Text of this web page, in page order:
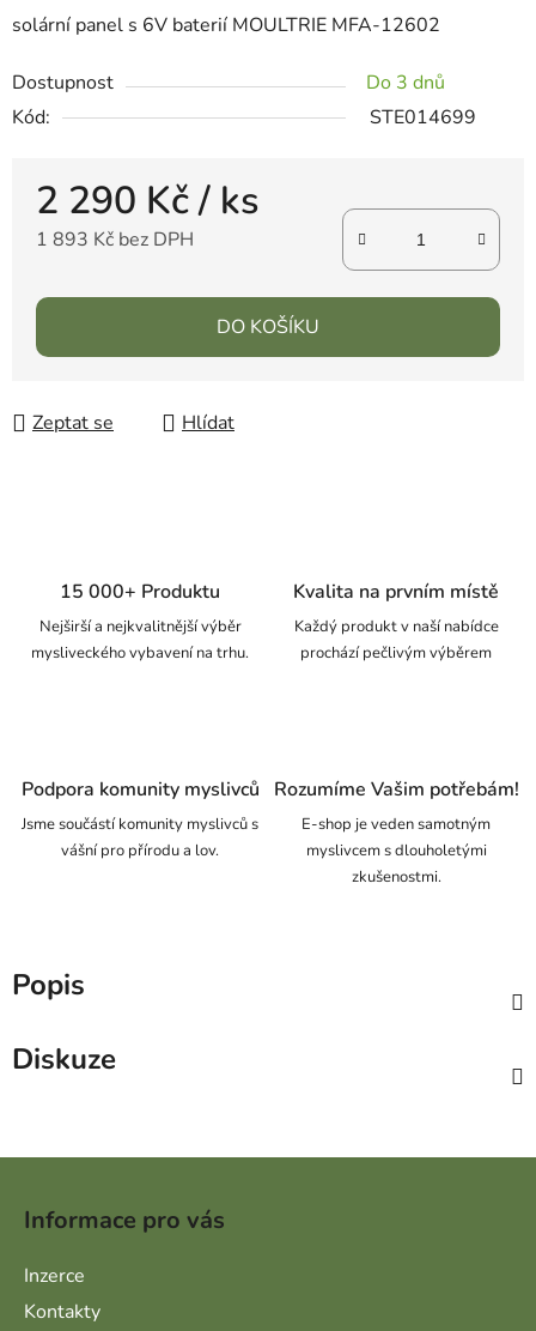
solární panel s 6V baterií MOULTRIE MFA-12602
Dostupnost
Do 3 dnů
Kód:
STE014699
2 290 Kč/ ks
1 893 Kč bez DPH
DO KOŠÍKU
Zeptat se Hlídat
15 000+ Produktu
Nejširší a nejkvalitnější výběr
mysliveckého vybavení na trhu.
Kvalita na prvním místě
Každý produkt v naší nabídce
prochází pečlivým výběrem
Podpora komunity myslivců
Jsme součástí komunity myslivců s
vášní pro přírodu a lov.
Rozumíme Vašim potřebám!
E-shop je veden samotným
myslivcem s dlouholetými
zkušenostmi.
Popis
Diskuze
Informace pro vás
Inzerce
Kontakty